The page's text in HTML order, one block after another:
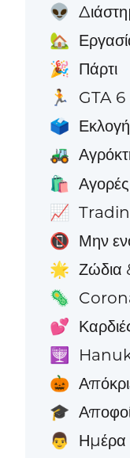
👽
🏡
🎉 Πάρτι
🏃 GTA 6
🗳️ Εκλογή
🚜
🛍️ Αγορές
📈
📵 Μην
🌟 Ζώδια
🦠
💕
🕎
🎃
🎓
👨 Ημέρα